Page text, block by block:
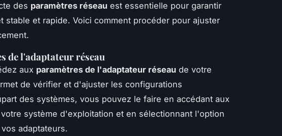
des paramètres réseau est essentielle pour garantir
stable et rapide. Voici comment procéder pour ajuster
de l'adaptateur réseau
aux paramètres de l'adaptateur réseau de votre
de vérifier et d'ajuster les configurations
des systèmes, vous pouvez le faire en accédant aux
système d'exploitation et en sélectionnant l'option
adaptateurs.